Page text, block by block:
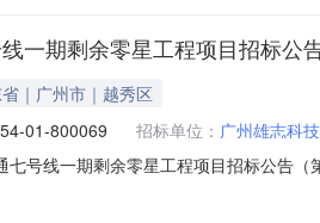
一期剩余零星工程项目招标公
｜广州市｜越秀区
01-800069 招标单位： 广州雄志科
七号线一期剩余零星工程项目招标公告
交通七号线一期剩余零星工程项目项目